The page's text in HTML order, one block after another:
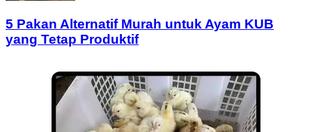
5 Pakan Alternatif Murah untuk Ayam KUB
yang Tetap Produktif